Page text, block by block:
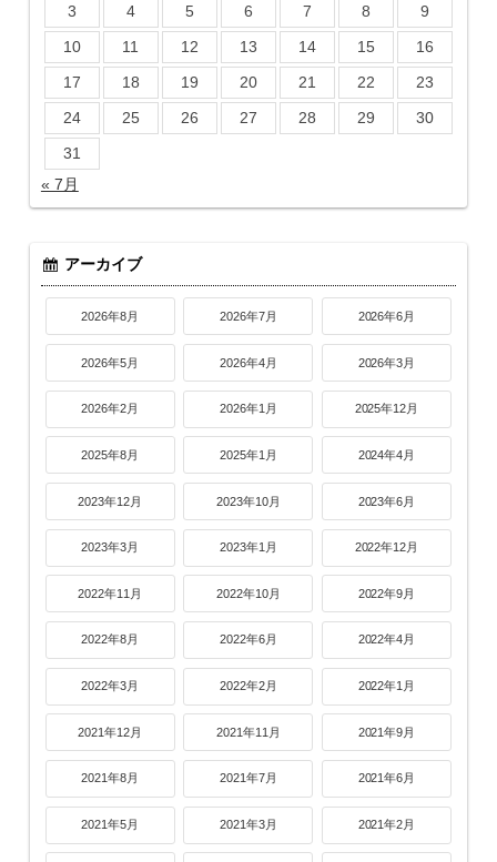
3
4 5 6 7 8
9
10
11 12 13 14 15
16
17
18 19 20 21 22
23
24
25 26 27 28 29
30
31
« 7月
アーカイブ
2026年8月 2026年7月 2026年6月
2026年5月 2026年4月 2026年3月
2026年2月 2026年1月 2025年12月
2025年8月 2025年1月 2024年4月
2023年12月 2023年10月 2023年6月
2023年3月 2023年1月 2022年12月
2022年11月 2022年10月 2022年9月
2022年8月 2022年6月 2022年4月
2022年3月 2022年2月 2022年1月
2021年12月 2021年11月 2021年9月
2021年8月 2021年7月 2021年6月
2021年5月 2021年3月 2021年2月